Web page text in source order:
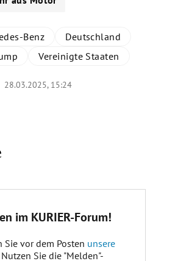
Benz
Deutschland
Vereinigte Staaten
28.03.2025, 15:24